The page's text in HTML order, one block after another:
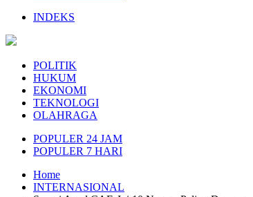
INDEKS
POLITIK
HUKUM
EKONOMI
TEKNOLOGI
OLAHRAGA
POPULER 24 JAM
POPULER 7 HARI
Home
INTERNASIONAL